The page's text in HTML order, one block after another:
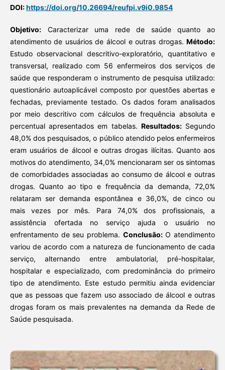
DOI:https://doi.org/10.26694/reufpi.v9i0.9854
Objetivo:Caracterizar uma rede de saúde quanto ao
atendimento de usuários de álcool e outras drogas.Método:
Estudo observacional descritivo-exploratório, quantitativo e
transversal, realizado com 56 enfermeiros dos serviços de
saúde que responderam o instrumento de pesquisa utilizado:
questionário autoaplicável composto por questões abertas e
fechadas, previamente testado. Os dados foram analisados
por meio descritivo com cálculos de frequência absoluta e
percentual apresentados em tabelas. Resultados:Segundo
48,0% dos pesquisados, o público atendido pelos enfermeiros
eram usuários de álcool e outras drogas ilícitas. Quanto aos
motivos do atendimento, 34,0% mencionaram ser os sintomas
de comorbidades associadas ao consumo de álcool e outras
drogas. Quanto ao tipo e frequência da demanda, 72,0%
relataram ser demanda espontânea e 36,0%, de cinco ou
mais vezes por mês. Para 74,0% dos profissionais, a
assistência ofertada no serviço ajuda o usuário no
enfrentamento de seu problema. Conclusão:O atendimento
variou de acordo com a natureza de funcionamento de cada
serviço, alternando entre ambulatorial, pré-hospitalar,
hospitalar e especializado, com predominância do primeiro
tipo de atendimento. Este estudo permitiu ainda evidenciar
que as pessoas que fazem uso associado de álcool e outras
drogas foram os mais prevalentes na demanda da Rede de
Saúde pesquisada.